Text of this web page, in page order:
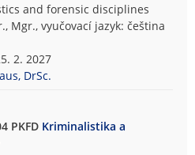
and forensic disciplines
Mgr., vyučovací jazyk: čeština
2. 2027
DrSc.
PKFD Kriminalistika a